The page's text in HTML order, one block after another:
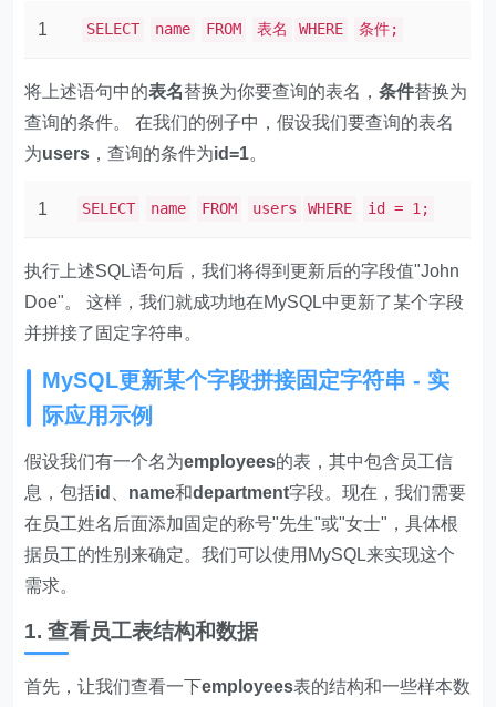
1 SELECT name FROM 表名 WHERE 条件;
将上述语句中的表名替换为你要查询的表名，条件替换为
查询的条件。 在我们的例子中，假设我们要查询的表名
为users ，查询的条件为id=1。
1 SELECT name FROM users WHERE id = 1;
执行上述SQL语句后，我们将得到更新后的字段值"John
Doe"。 这样，我们就成功地在MySQL中更新了某个字段
并拼接了固定字符串。
MySQL更新某个字段拼接固定字符串 - 实
际应用示例
假设我们有一个名为employees的表，其中包含员工信
息，包括id name和department字段。现在，我们需要
在员工姓名后面添加固定的称号"先生"或"女士"，具体根
据员工的性别来确定。我们可以使用MySQL来实现这个
需求。
1. 查看员工表结构和数据
首先，让我们查看一下employees表的结构和一些样本数